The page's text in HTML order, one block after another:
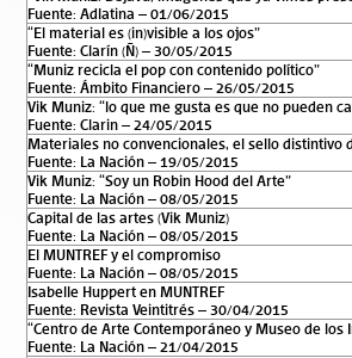
Fuente: Adlatina – 01/06/2015
“El material es (in)visible a los ojos”
Fuente: Clarín (Ñ) – 30/05/2015
“Muniz recicla el pop con contenido político”
Fuente: Ámbito Financiero – 26/05/2015
Vik Muniz: “lo que me gusta es que no pueden
Fuente: Clarin – 24/05/2015
Materiales no convencionales, el sello distintivo
Fuente: La Nación – 19/05/2015
Vik Muniz: “Soy un Robin Hood del Arte”
Fuente: La Nación – 08/05/2015
Capital de las artes (Vik Muniz)
Fuente: La Nación – 08/05/2015
El MUNTREF y el compromiso
Fuente: La Nación – 08/05/2015
Isabelle Huppert en MUNTREF
Fuente: Revista Veintitrés – 30/04/2015
“Centro de Arte Contemporáneo y Museo de los
Fuente: La Nación – 21/04/2015